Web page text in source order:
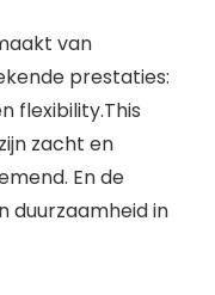
van
prestaties:
flexibility.This
zacht en
En de
duurzaamheid in